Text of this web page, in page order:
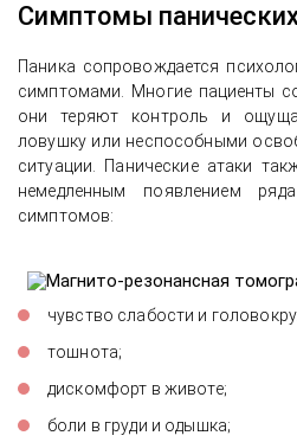
Симптомы
Паника сопровождается
симптомами. Многие пациенты
они теряют контроль и
ловушку или неспособными
ситуации. Панические атаки
немедленным появлением
симптомов:
чувство слабости и
тошнота;
дискомфорт в животе;
боли в груди и одышка;